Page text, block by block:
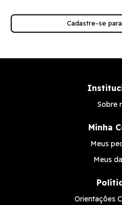
Cadastre-se
Sobre
Minha
Meus
Meus
Orientações